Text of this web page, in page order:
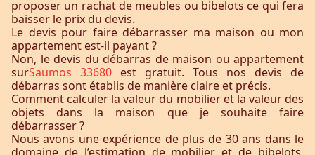
proposer un rachat de meubles ou bibelots ce qui fera
baisser le prix du devis.
Le devis pour faire débarrasser ma maison ou mon
appartement est-il payant ?
Non, le devis du débarras de maison ou appartement
surSaumos 33680 est gratuit. Tous nos devis de
débarras sont établis de manière claire et précis.
Comment calculer la valeur du mobilier et la valeur des
objets dans la maison que je souhaite faire
débarrasser ?
Nous avons une expérience de plus de 30 ans dans le